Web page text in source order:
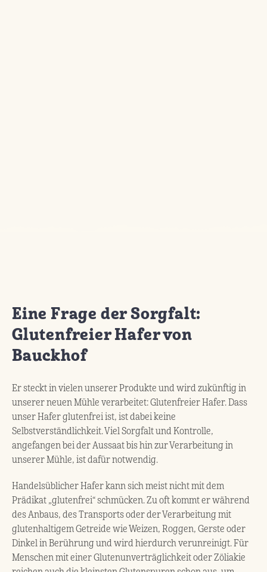
Eine Frage der Sorgfalt:
Glutenfreier Hafer von
Bauckhof
Er steckt in vielen unserer Produkte und wird zukünftig in
unserer neuen Mühle verarbeitet: Glutenfreier Hafer. Dass
unser Hafer glutenfrei ist, ist dabei keine
Selbstverständlichkeit. Viel Sorgfalt und Kontrolle,
angefangen bei der Aussaat bis hin zur Verarbeitung in
unserer Mühle, ist dafür notwendig.
Handelsüblicher Hafer kann sich meist nicht mit dem
Prädikat „glutenfrei“ schmücken. Zu oft kommt er während
des Anbaus, des Transports oder der Verarbeitung mit
glutenhaltigem Getreide wie Weizen, Roggen, Gerste oder
Dinkel in Berührung und wird hierdurch verunreinigt. Für
Menschen mit einer Glutenunverträglichkeit oder Zöliakie